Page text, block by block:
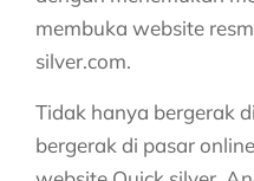
membuka website
silver.com.
Tidak hanya bergerak
bergerak di pasar